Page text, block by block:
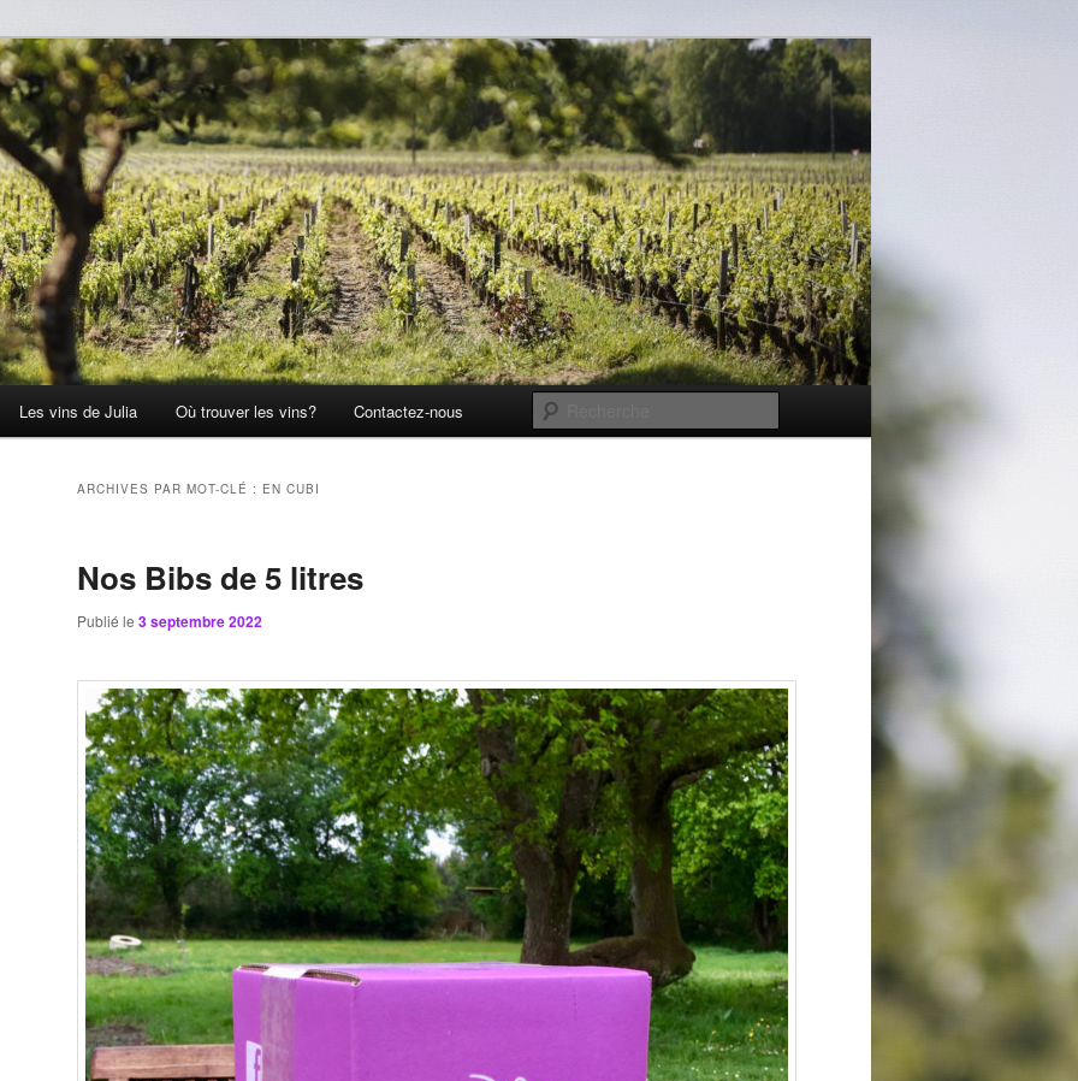
Les vins de Julia Où trouver les vins? Contactez-nous
ARCHIVES PAR MOT-CLÉ : EN CUBI
Nos Bibs de 5 litres
Publié le 3 septembre 2022